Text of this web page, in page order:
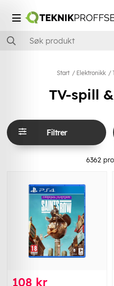
Start Elektronikk
TV-spill
Filtrer
6362
108 kr